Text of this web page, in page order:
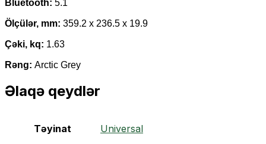
Bluetooth: 5.1
Ölçülər, mm: 359.2 х 236.5 х 19.9
Çəki, kq: 1.63
Rəng: Arctic Grey
Əlaqə qeydlər
Təyinat Universal